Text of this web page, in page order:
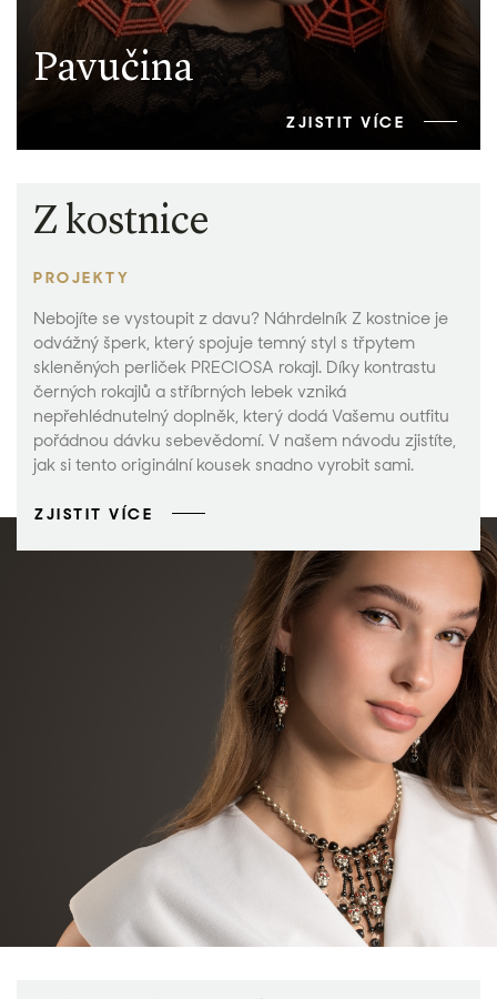
Pavučina
ZJISTIT VÍCE
Z kostnice
PROJEKTY
Nebojíte se vystoupit z davu? Náhrdelník Z kostnice je
odvážný šperk, který spojuje temný styl s třpytem
skleněných perliček PRECIOSA rokajl. Díky kontrastu
černých rokajlů a stříbrných lebek vzniká
nepřehlédnutelný doplněk, který dodá Vašemu outfitu
pořádnou dávku sebevědomí. V našem návodu zjistíte,
jak si tento originální kousek snadno vyrobit sami.
ZJISTIT VÍCE